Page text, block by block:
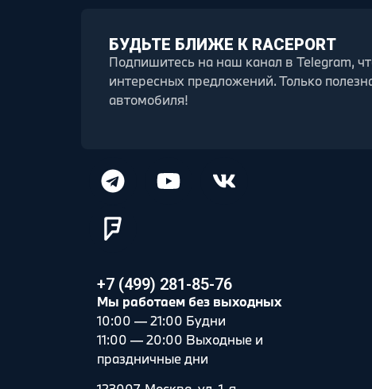
БУДЬТЕ БЛИЖЕ К RACEPORT
Подпишитесь на наш канал в Telegram,
интересных предложений. Только
автомобиля!
+7 (499) 281-85-76
Мы работаем без выходных
10:00 — 21:00 Будни
11:00 — 20:00 Выходные и
праздничные дни